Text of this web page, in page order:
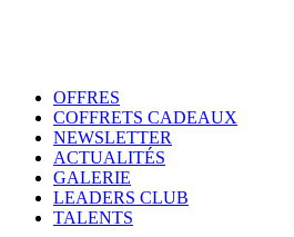
OFFRES
COFFRETS CADEAUX
NEWSLETTER
ACTUALITÉS
GALERIE
LEADERS CLUB
TALENTS